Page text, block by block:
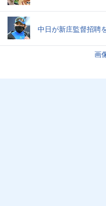
中日が新庄監督招聘
画